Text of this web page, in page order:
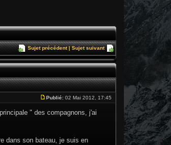
Sujet précédent|Sujet suivant
Publié: 02 Mai 2012, 17:45
" des compagnons, j'ai
dans son bateau, je suis en